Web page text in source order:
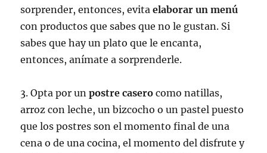
sorprender, entonces, evitaelaborar un menú
con productos que sabes que no le gustan. Si
sabes que hay un plato que le encanta,
entonces, anímate a sorprenderle.
3. Opta por unpostre casero como natillas,
arroz con leche, un bizcocho o un pastel puesto
que los postres son el momento final de una
cena o de una cocina, el momento del disfrute y